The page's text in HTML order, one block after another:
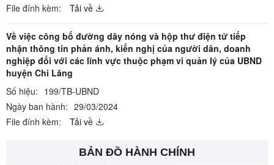
File đính kèm:
Tải về
Về việc công bố đường dây nóng và hộp thư điện tử tiếp
nhận thông tin phản ánh, kiến nghị của người dân, doanh
nghiệp đối với các lĩnh vực thuộc phạm vi quản lý của UBND
huyện Chi Lăng
Số hiệu: 199/TB-UBND
Ngày ban hành: 29/03/2024
File đính kèm:
Tải về
BẢN ĐỒ HÀNH CHÍNH